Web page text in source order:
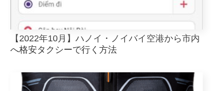
【2022年10月】ハノイ・ノイバイ空港から市内
へ格安タクシーで行く方法